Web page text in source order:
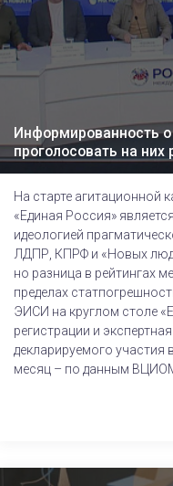
Информированность
проголосовать на
На старте агитационной
«Единая Россия»
идеологией
ЛДПР, КПРФ и «Новых
но разница в рейтингах
пределах
ЭИСИ на круглом столе
регистрации и
декларируемого участия
месяц – по данным